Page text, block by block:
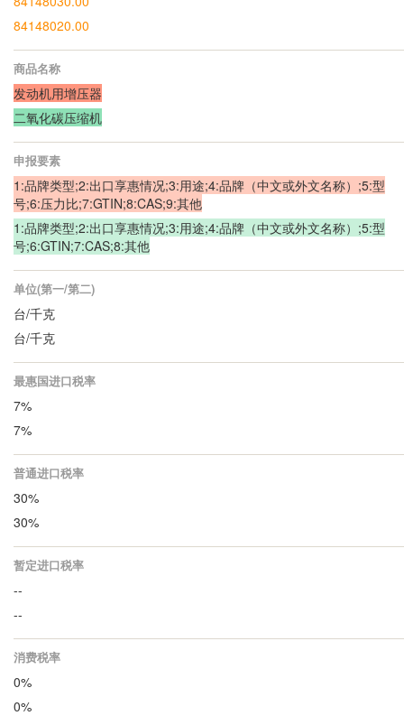
84148020.00
商品名称
发动机用增压器
二氧化碳压缩机
申报要素
1:品牌类型;2:出口享惠情况;3:用途;4:品牌（中文或外文名称）;5:型
号;6:压力比;7:GTIN;8:CAS;9:其他
1:品牌类型;2:出口享惠情况;3:用途;4:品牌（中文或外文名称）;5:型
号;6:GTIN;7:CAS;8:其他
单位(第一/第二)
台/千克
台/千克
最惠国进口税率
7%
7%
普通进口税率
30%
30%
暂定进口税率
--
--
消费税率
0%
0%